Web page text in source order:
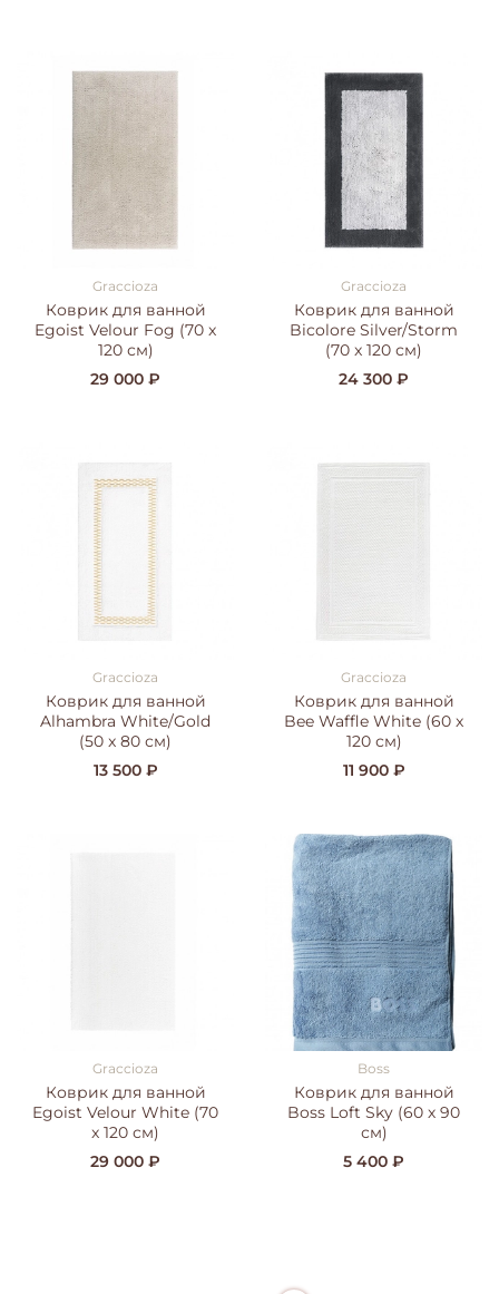
Graccioza
Коврик для ванной
Egoist Velour Fog (70 x
120 см)
29 000 ₽
Graccioza
Коврик для ванной
Bicolore Silver/Storm
(70 x 120 см)
24 300 ₽
Graccioza
Коврик для ванной
Alhambra White/Gold
(50 x 80 см)
13 500 ₽
Graccioza
Коврик для ванной
Bee Waffle White (60 x
120 см)
11 900 ₽
Graccioza
Коврик для ванной
Egoist Velour White (70
x 120 см)
29 000 ₽
Boss
Коврик для ванной
Boss Loft Sky (60 х 90
см)
5 400 ₽